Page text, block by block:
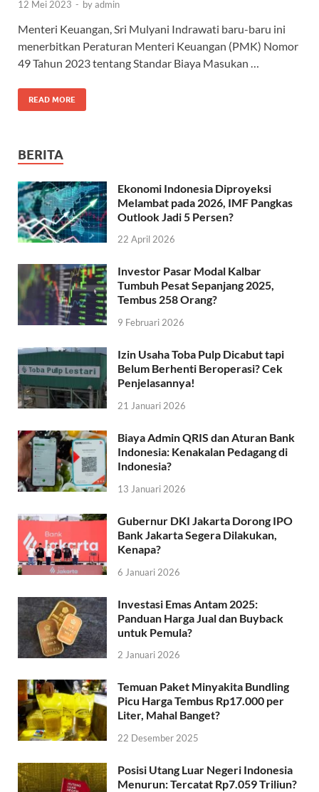
12 Mei 2023 - byadmin
Menteri Keuangan, Sri Mulyani Indrawati baru-baru ini
menerbitkan Peraturan Menteri Keuangan (PMK) Nomor
49 Tahun 2023 tentang Standar Biaya Masukan …
READ MORE
BERITA
Ekonomi Indonesia Diproyeksi
Melambat pada 2026, IMF Pangkas
Outlook Jadi 5 Persen?
22 April 2026
Investor Pasar Modal Kalbar
Tumbuh Pesat Sepanjang 2025,
Tembus 258 Orang?
9 Februari 2026
Izin Usaha Toba Pulp Dicabut tapi
Belum Berhenti Beroperasi? Cek
Penjelasannya!
21 Januari 2026
Biaya Admin QRIS dan Aturan Bank
Indonesia: Kenakalan Pedagang di
Indonesia?
13 Januari 2026
Gubernur DKI Jakarta Dorong IPO
Bank Jakarta Segera Dilakukan,
Kenapa?
6 Januari 2026
Investasi Emas Antam 2025:
Panduan Harga Jual dan Buyback
untuk Pemula?
2 Januari 2026
Temuan Paket Minyakita Bundling
Picu Harga Tembus Rp17.000 per
Liter, Mahal Banget?
22 Desember 2025
Posisi Utang Luar Negeri Indonesia
Menurun: Tercatat Rp7.059 Triliun?